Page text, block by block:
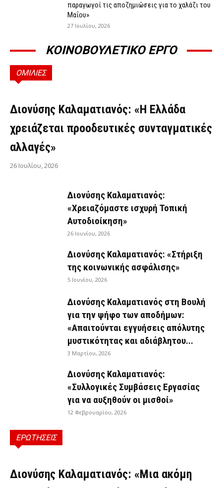
παραγωγοί τις αποζημιώσεις για το χαλάζι του
Μαΐου»
27 Ιουλίου, 2026
ΚΟΙΝΟΒΟΥΛΕΤΙΚΟ ΕΡΓΟ
ΟΜΙΛΙΕΣ
ΟΜΙΛΊΕΣ
Διονύσης Καλαματιανός: «Η Ελλάδα
χρειάζεται προοδευτικές συνταγματικές
αλλαγές»
26 Ιουλίου, 2026
Διονύσης Καλαματιανός:
«Χρειαζόμαστε ισχυρή Τοπική
Αυτοδιοίκηση»
26 Ιουνίου, 2026
Διονύσης Καλαματιανός: «Στήριξη
της κοινωνικής ασφάλισης»
5 Ιουνίου, 2026
Διονύσης Καλαματιανός στη Βουλή
για την ψήφο των αποδήμων:
«Απαιτούνται εγγυήσεις απόλυτης
μυστικότητας και αδιάβλητου...
3 Μαρτίου, 2026
Διονύσης Καλαματιανός:
«Συλλογικές Συμβάσεις Εργασίας
για να αυξηθούν οι μισθοί»
12 Φεβρουαρίου, 2026
ΕΡΩΤΗΣΕΙΣ
ΕΡΩΤΉΣΕΙΣ
Διονύσης Καλαματιανός: «Μια ακόμη